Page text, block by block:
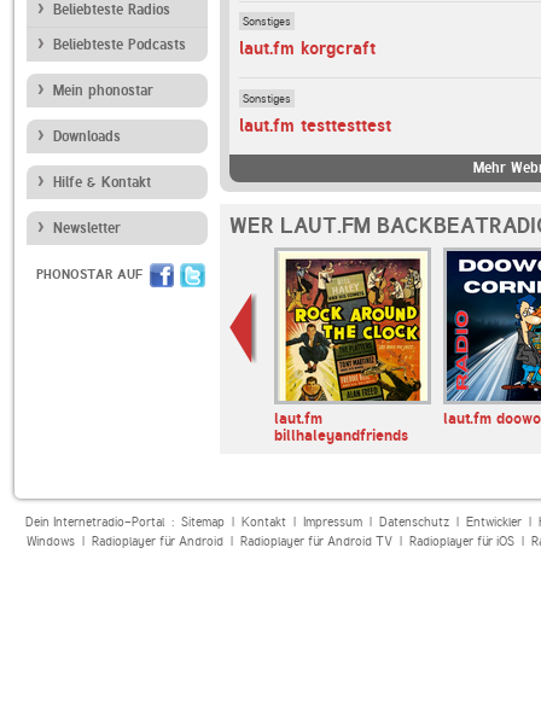
Beliebteste Radios
Beliebteste Podcasts
Mein phonostar
Downloads
Hilfe & Kontakt
Newsletter
PHONOSTAR AUF
Sonstiges
laut.fm korgcraft
Sonstiges
laut.fm testtesttest
Mehr
WER LAUT.FM
laut.fm
billhaleyandfriends
laut.fm
Dein Internetradio-Portal : Sitemap| Kontakt| Impressum| Datenschutz| Entwickler|
Windows| Radioplayer für Android| Radioplayer für Android TV| Radioplayer für iOS|